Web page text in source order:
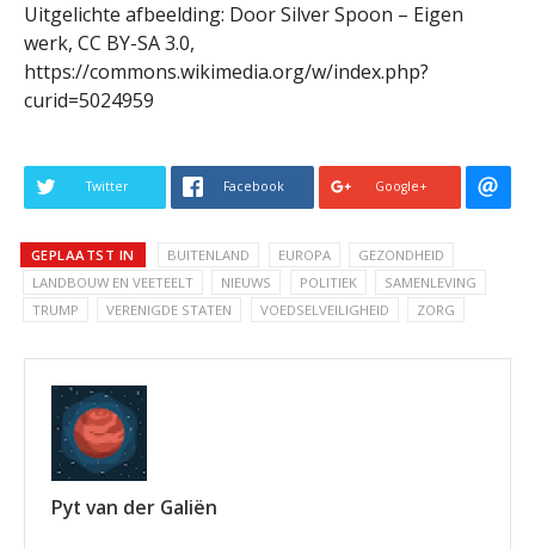
Uitgelichte afbeelding: Door Silver Spoon – Eigen
werk, CC BY-SA 3.0,
https://commons.wikimedia.org/w/index.php?
curid=5024959
Twitter Facebook Google+
GEPLAATST IN BUITENLAND EUROPA
GEZONDHEID
LANDBOUW EN VEETEELT
NIEUWS POLITIEK
SAMENLEVING
TRUMP
VERENIGDE STATEN VOEDSELVEILIGHEID ZORG
Pyt van der Galiën